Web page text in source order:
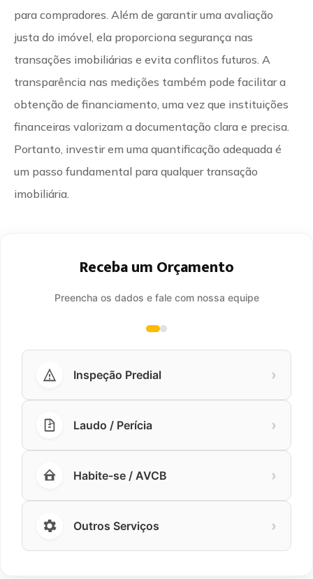
para compradores. Além de garantir uma avaliação
justa do imóvel, ela proporciona segurança nas
transações imobiliárias e evita conflitos futuros. A
transparência nas medições também pode facilitar a
obtenção de financiamento, uma vez que instituições
financeiras valorizam a documentação clara e precisa.
Portanto, investir em uma quantificação adequada é
um passo fundamental para qualquer transação
imobiliária.
Receba um Orçamento
Preencha os dados e fale com nossa equipe
Inspeção Predial ›
Laudo / Perícia ›
Habite-se / AVCB ›
Outros Serviços ›